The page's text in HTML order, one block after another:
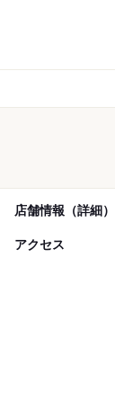
店舗情報（詳細）
アクセス